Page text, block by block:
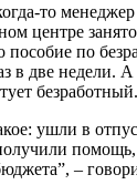
то
центре
по
в две недели. А
безработный.
ушли в
–